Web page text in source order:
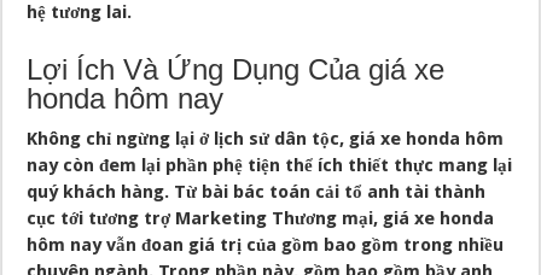
hệ tương lai.
Lợi Ích Và Ứng Dụng Của giá xe
honda hôm nay
Không chỉ ngừng lại ở lịch sử dân tộc, giá xe honda hôm
nay còn đem lại phần phệ tiện thể ích thiết thực mang lại
quý khách hàng. Từ bài bác toán cải tổ anh tài thành
cục tới tương trợ Marketing Thương mại, giá xe honda
hôm nay vẫn đoan giá trị của gồm bao gồm trong nhiều